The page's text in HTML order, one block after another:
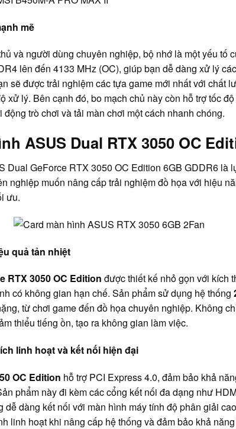
mẽ
và người dùng chuyên nghiệp, bộ nhớ là một yếu tố
lên đến 4133 MHz (OC), giúp bạn dễ dàng xử lý
sẽ được trải nghiệm các tựa game mới nhất với chất
xử lý. Bên cạnh đó, bo mạch chủ này còn hỗ trợ tốc
động trò chơi và tải màn chơi một cách nhanh chóng.
ASUS Dual RTX 3050 OC
Dual GeForce RTX 3050 OC Edition 6GB GDDR6 là
nghiệp muốn nâng cấp trải nghiệm đồ họa với hiệu
ưu.
quả tản nhiệt
RTX 3050 OC Edition được thiết kế nhỏ gọn với kích
có không gian hạn chế. Sản phẩm sử dụng hệ thống
từ chơi game đến đồ họa chuyên nghiệp. Không
thiểu tiếng ồn, tạo ra không gian làm việc.
linh hoạt và kết nối hiện đại
OC Edition hỗ trợ PCI Express 4.0, đảm bảo khả
phẩm này đi kèm các cổng kết nối đa dạng như
dễ dàng kết nối với màn hình máy tính độ phân giải
linh hoạt khi nâng cấp hệ thống và đảm bảo khả